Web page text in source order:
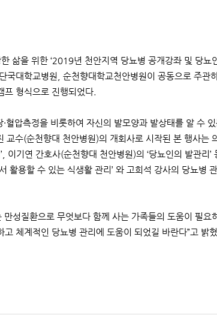
삶을 위한 ‘2019년 천안지역 당뇨병 공개강좌 및 당뇨
대학교병원, 순천향대학교천안병원이 공동으로 주관
형식으로 진행되었다.
혈압측정을 비롯하여 자신의 발모양과 발상태를 알 수
수(순천향대 천안병원)의 개회사로 시작된 본 행사는 의
이기연 간호사(순천향대 천안병원)의 ‘당뇨인의 발관리’
활용할 수 있는 식생활 관리’ 와 고희석 강사의 당뇨병
성질환으로 무엇보다 함께 사는 가족들의 도움이 필요
체계적인 당뇨병 관리에 도움이 되었길 바란다”고 밝혔